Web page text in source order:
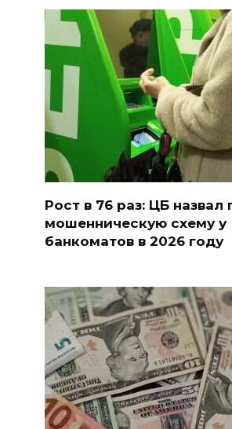
Рост в 76 раз: ЦБ назвал
мошенническую схему у
банкоматов в 2026 году